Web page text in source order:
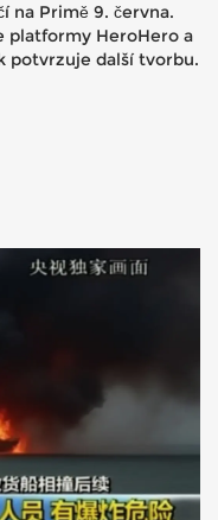
na Primě 9. června.
platformy HeroHero a
potvrzuje další tvorbu.